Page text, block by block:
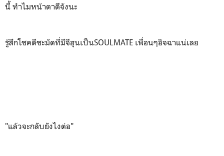
นี้ ทำไมหน้าตาดีจังนะ
รู้สึกโชคดีชะมัดที่มีจีฮุนเป็นSOULMATE เพื่อนๆอิจฉาแน่เลย
"แล้วจะกลับยังไงต่อ"